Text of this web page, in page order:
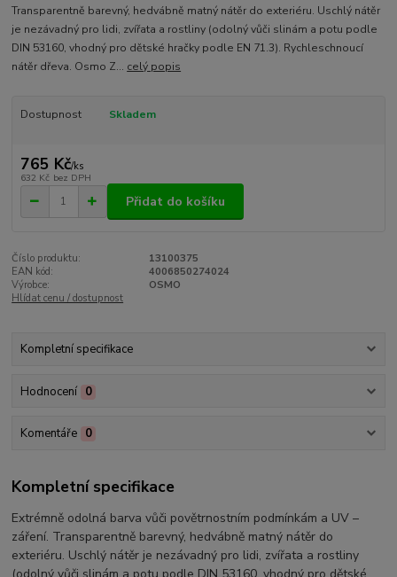
Transparentně barevný, hedvábně matný nátěr do exteriéru. Uschlý nátěr
je nezávadný pro lidi, zvířata a rostliny (odolný vůči slinám a potu podle
DIN 53160, vhodný pro dětské hračky podle EN 71.3). Rychleschnoucí
nátěr dřeva. Osmo Z... celý popis
Dostupnost Skladem
765 Kč/ks
632 Kč bez DPH
Přidat do košíku
Číslo produktu:
13100375
EAN kód:
4006850274024
Výrobce:
OSMO
Hlídat cenu / dostupnost
Kompletní specifikace
Hodnocení 0
Komentáře 0
Kompletní specifikace
Extrémně odolná barva vůči povětrnostním podmínkám a UV –
záření. Transparentně barevný, hedvábně matný nátěr do
exteriéru. Uschlý nátěr je nezávadný pro lidi, zvířata a rostliny